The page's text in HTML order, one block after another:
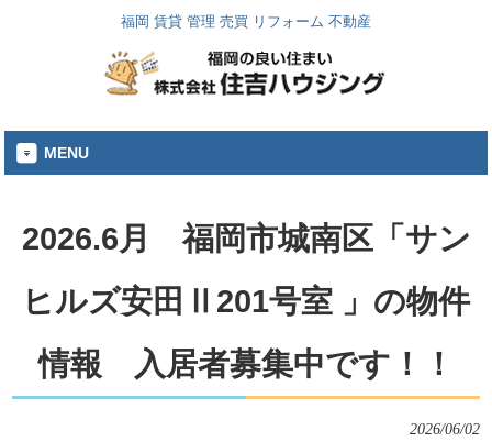
福岡 賃貸 管理 売買 リフォーム 不動産
MENU
2026.6月 福岡市城南区「サン
ヒルズ安田Ⅱ201号室 」の物件
情報 入居者募集中です！！
2026/06/02